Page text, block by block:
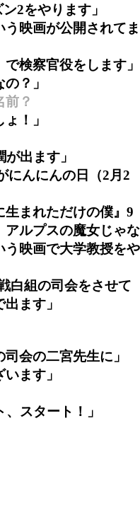
2をやります」
う映画が公開されてま
で検察官役をします」
？」
？
！」
が出ます」
にんにんの日（2月2
生まれただけの僕』9
アルプスの魔女じゃな
う映画で大学教授をや
白組の司会をさせて
ます」
会の二宮先生に」
ます」
、スタート！」